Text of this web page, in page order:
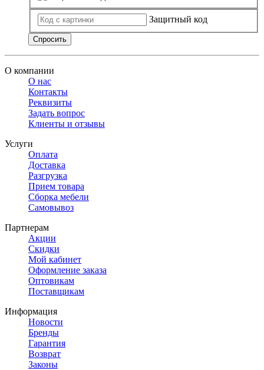
Защитный код
Спросить
О компании
О нас
Контакты
Реквизиты
Задать вопрос
Клиенты и отзывы
Услуги
Оплата
Доставка
Разгрузка
Прием товара
Сборка мебели
Самовывоз
Партнерам
Акции
Скидки
Мой кабинет
Оформление заказа
Оптовикам
Поставщикам
Информация
Новости
Бренды
Гарантия
Возврат
Законы